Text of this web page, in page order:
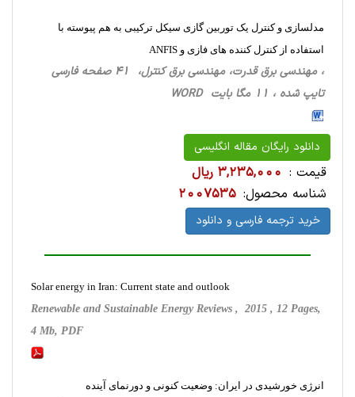
مدلسازی و کنترل یک توربین گازی سیکل ترکیبی به هم پیوسته با
استفاده از کنترل کننده های فازی و ANFIS
، مهندسی برق قدرت، مهندسی برق کنترل، 41 صفحه فارسی
تایپ شده ، 11 مگا بایت WORD
دانلود رایگان مقاله انگلیسی
قیمت : 3,235,000 ریال
شناسه محصول: 2007535
خرید ترجمه فارسی و دانلود
Solar energy in Iran: Current state and outlook
Renewable and Sustainable Energy Reviews , 2015 , 12 Pages,
4 Mb, PDF
انرژی خورشیدی در ایران: وضعیت کنونی و دورنمای آینده